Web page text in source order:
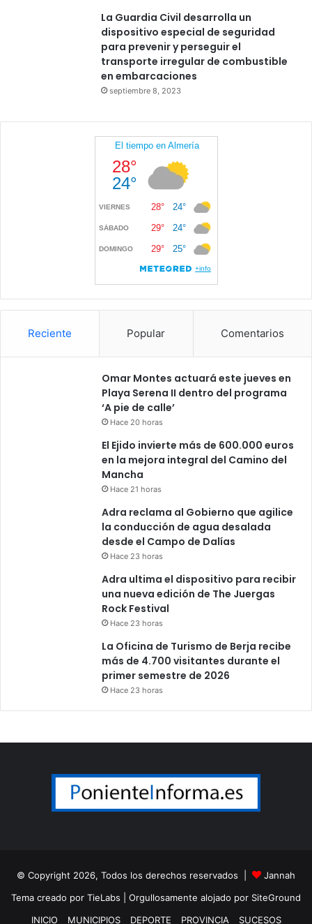
La Guardia Civil desarrolla un
dispositivo especial de seguridad
para prevenir y perseguir el
transporte irregular de combustible
en embarcaciones
septiembre 8, 2023
Reciente Popular Comentarios
Omar Montes actuará este jueves en
Playa Serena II dentro del programa
‘A pie de calle’
Hace 20 horas
El Ejido invierte más de 600.000 euros
en la mejora integral del Camino del
Mancha
Hace 21 horas
Adra reclama al Gobierno que agilice
la conducción de agua desalada
desde el Campo de Dalías
Hace 23 horas
Adra ultima el dispositivo para recibir
una nueva edición de The Juergas
Rock Festival
Hace 23 horas
La Oficina de Turismo de Berja recibe
más de 4.700 visitantes durante el
primer semestre de 2026
Hace 23 horas
© Copyright 2026, Todos los derechos reservados |
Jannah
Tema creado por TieLabs | Orgullosamente alojado por SiteGround
INICIO
MUNICIPIOS DEPORTE PROVINCIA SUCESOS